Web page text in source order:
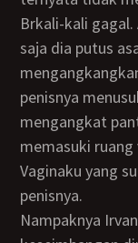
Brkali-kali gagal. Aku kasihan padanya, karena hampir
saja dia putus
penisnya
mengangkat
memasuki ruang
Vaginaku yang
penisnya.
Nampaknya Irvan belum mampu mengatasi